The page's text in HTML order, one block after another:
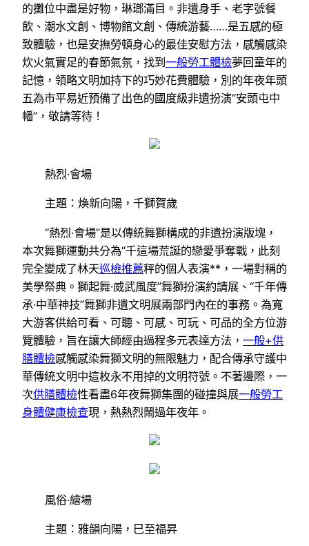
的攤位中盡是好物，琳瑯滿目。非遺身手、老字號餐
飲、潮水文創、博物館文創、傳統游藝……是五感的極
致體驗，也是安撫勞頓身心的最佳安慰方法，感觸感染
炊火氣實足的春節氣氛，找到一般勞工體檢夢回童年的
記憶，領略文明加持下的巧妙花費體驗，別的年夜年頭
五為市平易近預備了出色的國度級非遺扮演“安頭屯中
幡”，敬請等待！
熱烈·會場
主題：煥新向陽，千獅賀歲
“熱烈·會場”是以傳統舞獅構成的非遺扮演版塊，
本次舞獅運動共分為“千這場荒誕的戀愛爭奪戰，此刻
完全變成了林天巡檢推薦秤的個人表演**，一場對稱的
美學祭典。獅起舞·威武風度”舞獅扮演約請展、“千年傳
承·中華神技”舞獅非遺文明展兩部門內在的事務。為寬
大游客供給可看、可聽、可感、可玩、可品的全方位游
覽體驗，旨在讓大師經由過程多元表達方法， 一般+供
膳體檢感觸感染舞獅文明的無限魅力，配合傳承守護中
華傳統文明中這枚永不用掉的文明符號。不著邊際，一
次供膳體檢性看盡6年夜舞獅集團的碰撞與展一般勞工
身體健康檢查現，熱熱烈鬧過年夜年。
風俗·繪場
主題：雅韻向陽，巳至福昇